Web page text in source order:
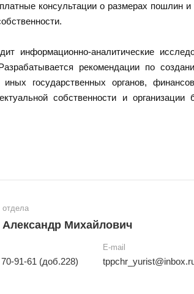
консультации о размерах пошлин
информационно-аналитические
рекомендации по
государственных органов,
собственности и
отдела
Александр Михайлович
91-61 (доб.228)
E-mail